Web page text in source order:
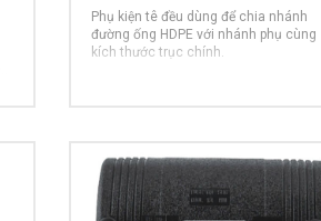
Phụ kiện tê đều dùng để chia nhánh
đường ống HDPE với nhánh phụ cùng
kích thước trục chính.